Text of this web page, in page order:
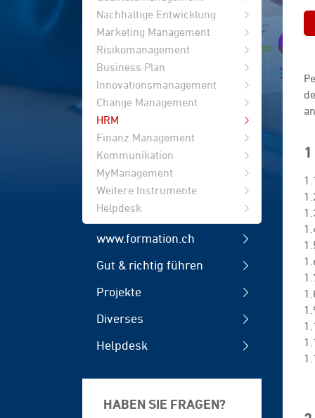
Nachhaltige Entwicklung
Marketing Management
Risikomanagement
Business Plan
Innovationsmanagement
Change Management
HRM
Finanz Management
Kommunikation
MyManagement
Weitere Instrumente
Helpdesk
www.formation.ch
Gut & richtig führen
Projekte
Diverses
Helpdesk
HABEN SIE FRAGEN?